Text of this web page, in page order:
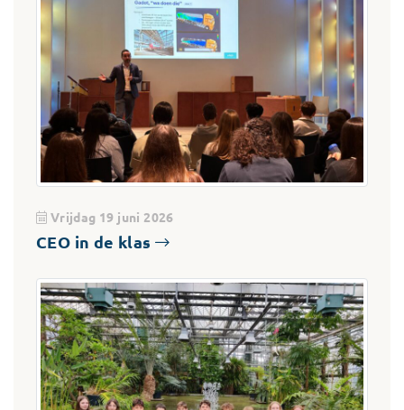
Vrijdag 19 juni 2026
CEO in de klas